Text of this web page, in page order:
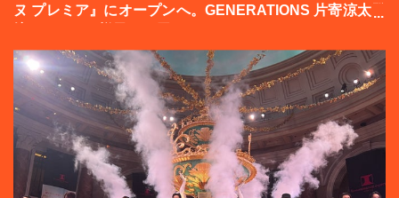
ヌ プレミア』にオープンへ。GENERATIONS 片寄涼太登